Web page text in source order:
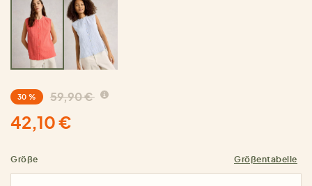
30 % 59,90 €
42,10 €
Größe Größentabelle